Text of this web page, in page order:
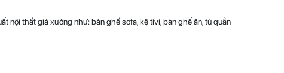
nội thất giá xưởng như: bàn ghế sofa, kệ tivi, bàn ghế ăn, tủ quần